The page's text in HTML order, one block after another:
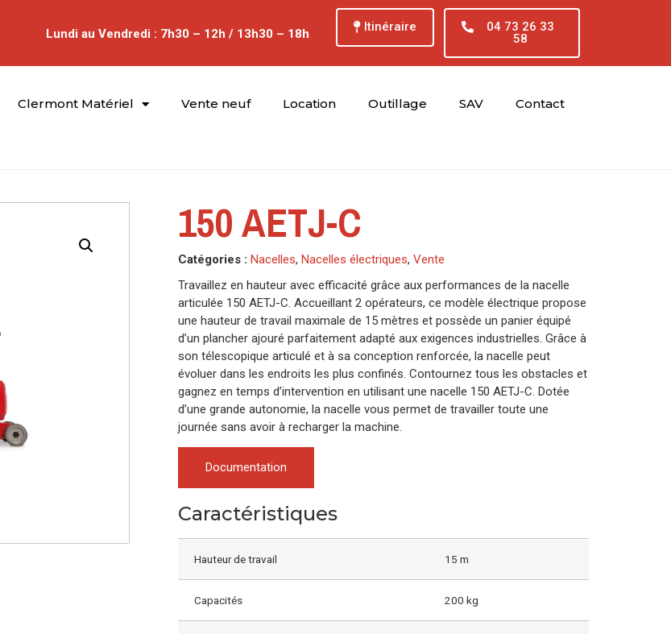
Lundi au Vendredi : 7h30 – 12h / 13h30 – 18h Itinéraire
04 73 26 33
58
Clermont Matériel Vente neuf Location Outillage SAV Contact
150 AETJ-C
Catégories : Nacelles, Nacelles électriques, Vente
Travaillez en hauteur avec efficacité grâce aux performances de la nacelle
articulée 150 AETJ-C. Accueillant 2 opérateurs, ce modèle électrique propose
une hauteur de travail maximale de 15 mètres et possède un panier équipé
d’un plancher ajouré parfaitement adapté aux exigences industrielles. Grâce à
son télescopique articulé et à sa conception renforcée, la nacelle peut
évoluer dans les endroits les plus confinés. Contournez tous les obstacles et
gagnez en temps d’intervention en utilisant une nacelle 150 AETJ-C. Dotée
d’une grande autonomie, la nacelle vous permet de travailler toute une
journée sans avoir à recharger la machine.
Documentation
Caractéristiques
Hauteur de travail 15 m
Capacités 200 kg